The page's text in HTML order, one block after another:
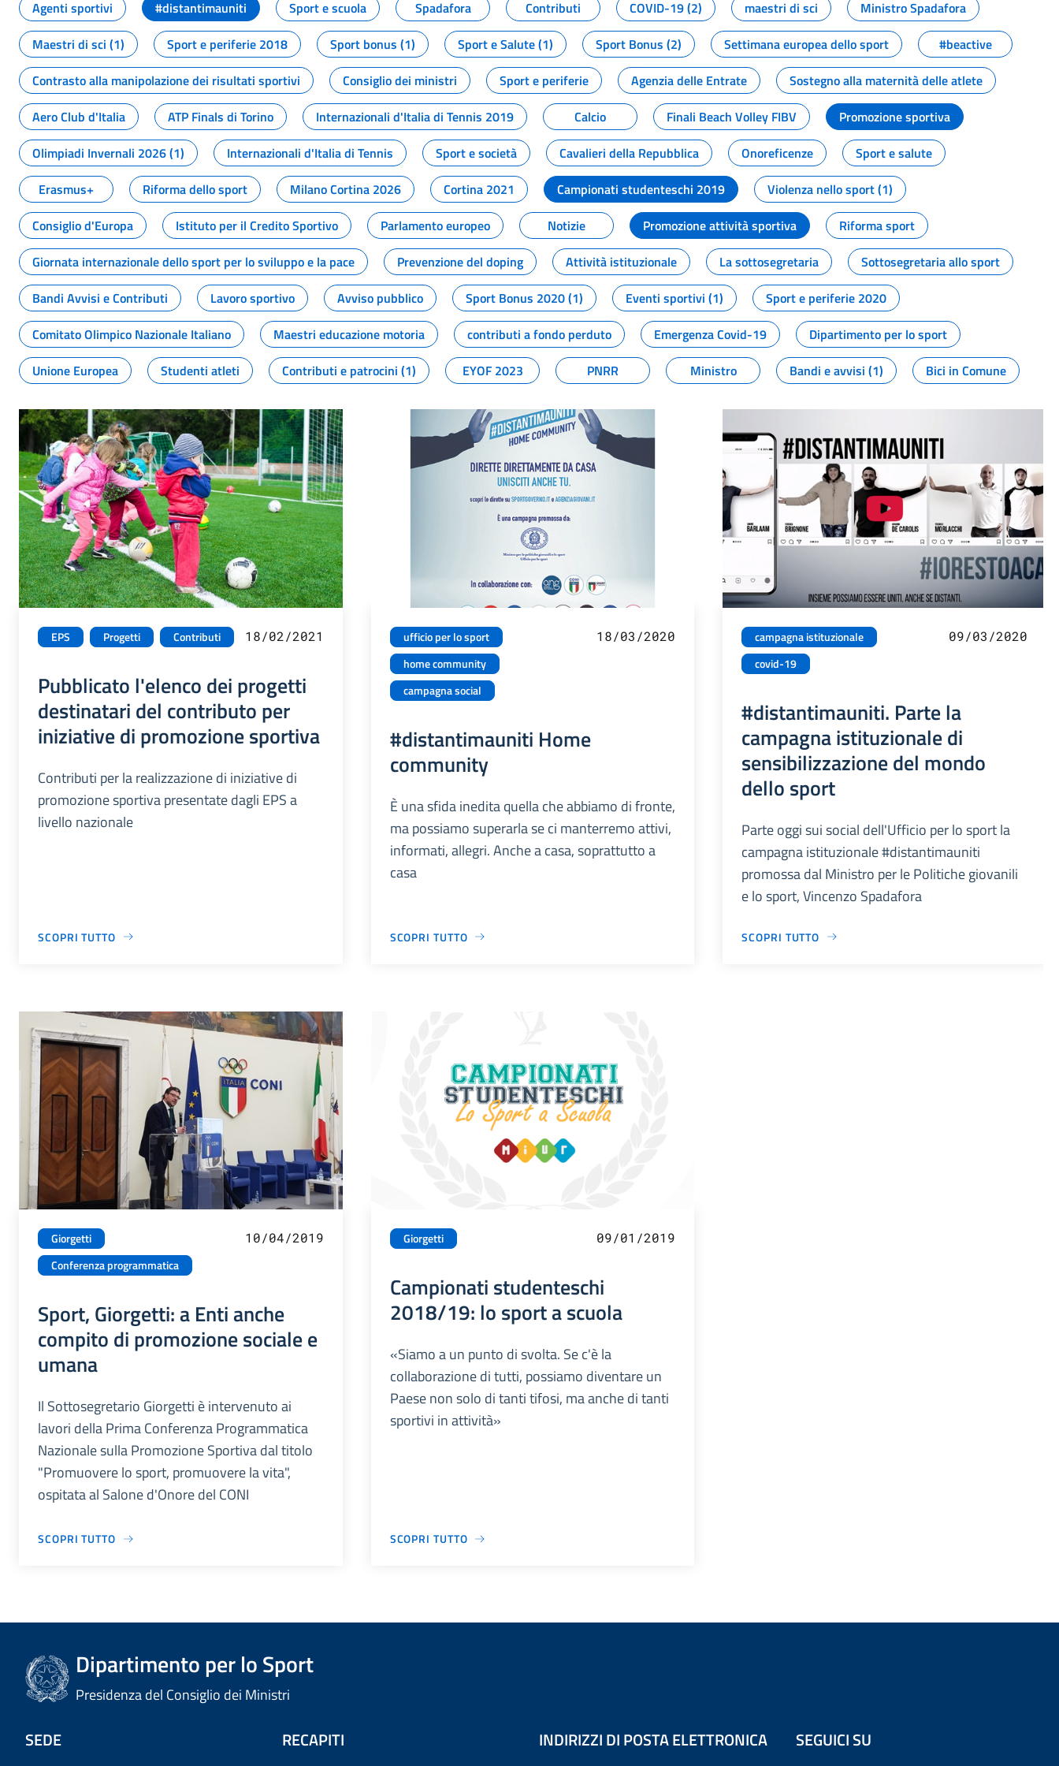
Agenti sportivi
#distantimauniti Sport e scuola Spadafora Contributi COVID-19 (2) maestri di sci
Ministro Spadafora
Maestri di sci (1)
Sport e periferie 2018 Sport bonus (1) Sport e Salute (1) Sport Bonus (2) Settimana europea dello sport
#beactive
Contrasto alla manipolazione dei risultati sportivi
Consiglio dei ministri Sport e periferie Agenzia delle Entrate
Sostegno alla maternità delle atlete
Aero Club d'Italia
ATP Finals di Torino Internazionali d'Italia di Tennis 2019 Calcio Finali Beach Volley FIBV
Promozione sportiva
Olimpiadi Invernali 2026 (1)
Internazionali d'Italia di Tennis Sport e società Cavalieri della Repubblica Onoreficenze
Sport e salute
Erasmus+
Riforma dello sport Milano Cortina 2026 Cortina 2021 Campionati studenteschi 2019
Violenza nello sport (1)
Consiglio d'Europa
Istituto per il Credito Sportivo Parlamento europeo Notizie Promozione attività sportiva
Riforma sport
Giornata internazionale dello sport per lo sviluppo e la pace
Prevenzione del doping Attività istituzionale La sottosegretaria
Sottosegretaria allo sport
Bandi Avvisi e Contributi
Lavoro sportivo Avviso pubblico Sport Bonus 2020 (1) Eventi sportivi (1)
Sport e periferie 2020
Comitato Olimpico Nazionale Italiano
Maestri educazione motoria contributi a fondo perduto Emergenza Covid-19
Dipartimento per lo sport
Unione Europea
Studenti atleti Contributi e patrocini (1) EYOF 2023 PNRR Ministro Bandi e avvisi (1) Bici in Comune
EPS Progetti Contributi 18/02/2021
Pubblicato l'elenco dei progetti
destinatari del contributo per
iniziative di promozione sportiva
Contributi per la realizzazione di iniziative di
promozione sportiva presentate dagli EPS a
livello nazionale
SCOPRI TUTTO
ufficio per lo sport
home community
campagna social
18/03/2020
#distantimauniti Home
community
È una sfida inedita quella che abbiamo di fronte,
ma possiamo superarla se ci manterremo attivi,
informati, allegri. Anche a casa, soprattutto a
casa
SCOPRI TUTTO
campagna istituzionale
covid-19
09/03/2020
#distantimauniti. Parte la
campagna istituzionale di
sensibilizzazione del mondo
dello sport
Parte oggi sui social dell'Ufficio per lo sport la
campagna istituzionale #distantimauniti
promossa dal Ministro per le Politiche giovanili
e lo sport, Vincenzo Spadafora
SCOPRI TUTTO
Giorgetti
Conferenza programmatica
10/04/2019
Sport, Giorgetti: a Enti anche
compito di promozione sociale e
umana
Il Sottosegretario Giorgetti è intervenuto ai
lavori della Prima Conferenza Programmatica
Nazionale sulla Promozione Sportiva dal titolo
"Promuovere lo sport, promuovere la vita",
ospitata al Salone d'Onore del CONI
SCOPRI TUTTO
Giorgetti 09/01/2019
Campionati studenteschi
2018/19: lo sport a scuola
«Siamo a un punto di svolta. Se c'è la
collaborazione di tutti, possiamo diventare un
Paese non solo di tanti tifosi, ma anche di tanti
sportivi in attività»
SCOPRI TUTTO
Dipartimento per lo Sport
Presidenza del Consiglio dei Ministri
SEDE RECAPITI INDIRIZZI DI POSTA ELETTRONICA SEGUICI SU